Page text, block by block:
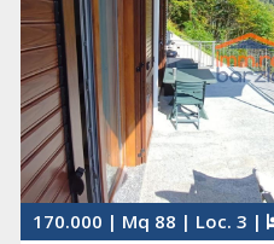
170.000 | Mq 88 | Loc. 3 |